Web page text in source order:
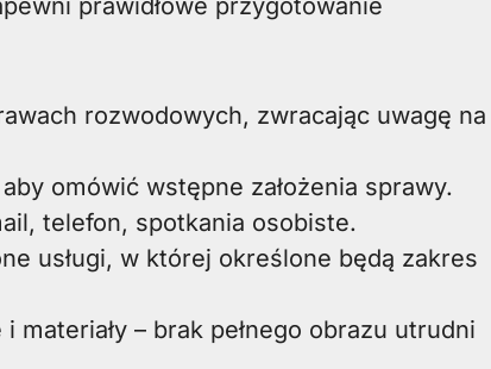
prawidłowe przygotowanie
rozwodowych, zwracając uwagę na
omówić wstępne założenia sprawy.
telefon, spotkania osobiste.
usługi, w której określone będą zakres
– brak pełnego obrazu utrudni